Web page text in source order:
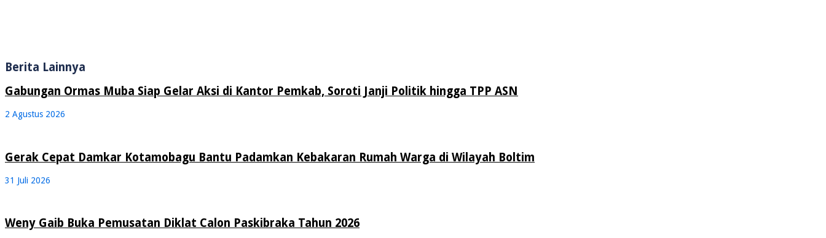
Berita Lainnya
Gabungan Ormas Muba Siap Gelar Aksi di Kantor Pemkab, Soroti Janji Politik hingga TPP ASN
2 Agustus 2026
Gerak Cepat Damkar Kotamobagu Bantu Padamkan Kebakaran Rumah Warga di Wilayah Boltim
31 Juli 2026
Weny Gaib Buka Pemusatan Diklat Calon Paskibraka Tahun 2026